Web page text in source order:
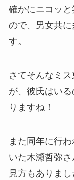
確かにニコッ
ので、男女共
す。
さてそんなミ
が、 彼氏はいる
りますね！
また同年に行
いた木瀬哲弥
見方もありまし